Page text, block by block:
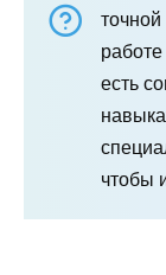
есть
чтобы